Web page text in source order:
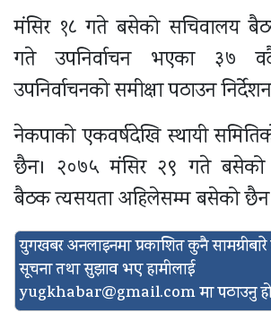
मंसिर १८ गते बसेको सचिवालय
गते उपनिर्वाचन भएका ३७
उपनिर्वाचनको समीक्षा पठाउन
नेकपाको एकवर्षदेखि स्थायी
छैन। २०७५ मंसिर २९ गते बसेको
बैठक त्यसयता अहिलेसम्म बसेको
युगखबर अनलाइनमा प्रकाशित कुनै
सूचना तथा सुझाव भए हामीलाई
yugkhabar@gmail.comमा पठाउनु